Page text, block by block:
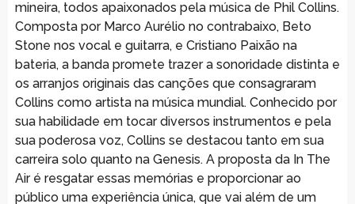
mineira, todos apaixonados pela música de Phil Collins.
Composta por Marco Aurélio no contrabaixo, Beto
Stone nos vocal e guitarra, e Cristiano Paixão na
bateria, a banda promete trazer a sonoridade distinta e
os arranjos originais das canções que consagraram
Collins como artista na música mundial. Conhecido por
sua habilidade em tocar diversos instrumentos e pela
sua poderosa voz, Collins se destacou tanto em sua
carreira solo quanto na Genesis. A proposta da In The
Air é resgatar essas memórias e proporcionar ao
público uma experiência única, que vai além de um